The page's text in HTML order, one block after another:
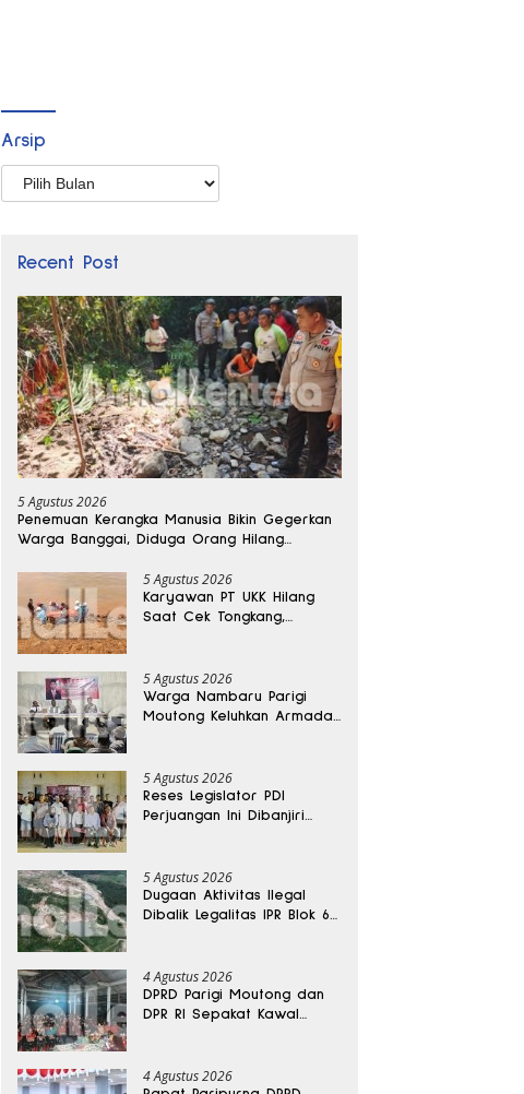
Arsip
Arsip
Recent Post
5 Agustus 2026
Penemuan Kerangka Manusia Bikin Gegerkan
Warga Banggai, Diduga Orang Hilang
5 Agustus 2026
Karyawan PT UKK Hilang
Saat Cek Tongkang,
5 Agustus 2026
Warga Nambaru Parigi
Moutong Keluhkan Armada
Reses Legislator PKS
5 Agustus 2026
Reses Legislator PDI
Perjuangan Ini Dibanjiri
5 Agustus 2026
Dugaan Aktivitas Ilegal
Dibalik Legalitas IPR Blok 6
4 Agustus 2026
DPRD Parigi Moutong dan
DPR RI Sepakat Kawal
4 Agustus 2026